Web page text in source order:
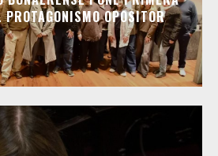
PROTAGONISMO OPOSITOR